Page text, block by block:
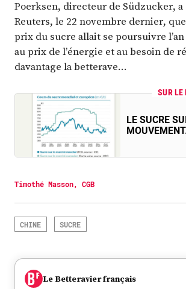
Poerksen, directeur de Südzucker,
Reuters, le 22 novembre dernier,
prix du sucre allait se poursuivre
au prix de l’énergie et au besoin de
davantage la betterave…
SUR LE
LE SUCRE
Timothé Masson, CGB
CHINE SUCRE
Le Betteravier français